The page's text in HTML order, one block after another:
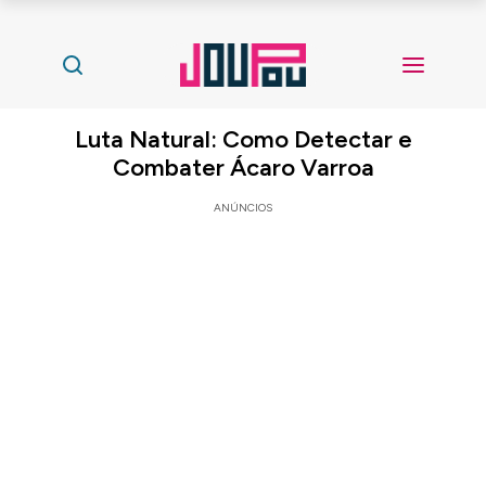
Luta Natural: Como Detectar e
Combater Ácaro Varroa
ANÚNCIOS